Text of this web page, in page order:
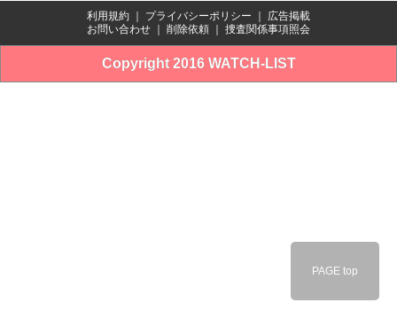
利用規約 ｜ プライバシーポリシー ｜ 広告掲載
お問い合わせ ｜ 削除依頼 ｜ 捜査関係事項照会
Copyright 2016 WATCH-LIST
PAGE top